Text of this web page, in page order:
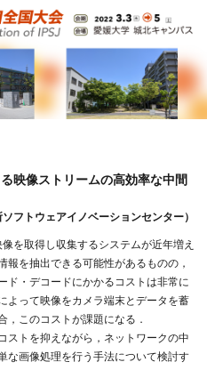
映像ストリームの高効率な中間
フトウェアイノベーションセンター）
を取得し収集するシステムが近年増え
を抽出できる可能性があるものの，
ド・デコードにかかるコストは非常に
よって映像をカメラ端末とデータを蓄
，このコストが課題になる．
ストを抑えながら，ネットワークの中
な画像処理を行う手法について検討す